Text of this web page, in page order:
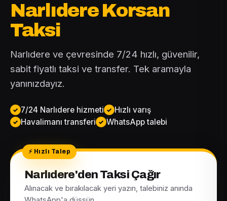
Narlıdere Korsan
Taksi
Narlıdere ve çevresinde 7/24 hızlı, güvenilir,
sabit fiyatlı taksi ve transfer. Tek aramayla
yanınızdayız.
7/24 Narlıdere hizmeti
Hızlı varış
Havalimanı transferi
WhatsApp talebi
Narlıdere'den Taksi Çağır
Alınacak ve bırakılacak yeri yazın, talebiniz anında